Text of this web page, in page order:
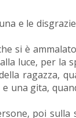
e le
si è
luce, per la
ragazza,
una gita,
poi sulla